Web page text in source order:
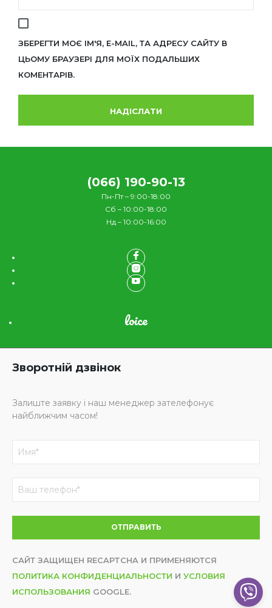
ЗБЕРЕГТИ МОЄ ІМ'Я, E-MAIL, ТА АДРЕСУ САЙТУ В
ЦЬОМУ БРАУЗЕРІ ДЛЯ МОЇХ ПОДАЛЬШИХ
КОМЕНТАРІВ.
(066) 190-90-13
Пн-Пт – 9:00-18:00
Сб – 10:00-18:00
Нд – 10:00-16:00
loice
Зворотній дзвінок
Залиште заявку і наш менеджер зателефонує
найближчим часом!
САЙТ ЗАЩИЩЕН RECAPTCHA И ПРИМЕНЯЮТСЯ
ПОЛИТИКА КОНФИДЕНЦИАЛЬНОСТИ И УСЛОВИЯ
ИСПОЛЬЗОВАНИЯ GOOGLE.